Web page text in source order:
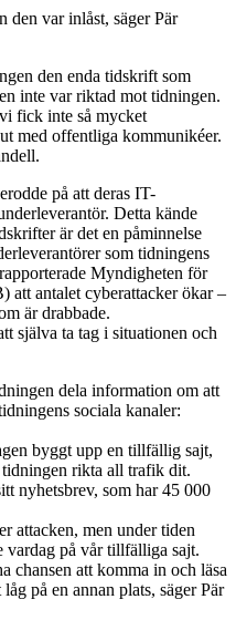
den var inlåst, säger Pär
den enda tidskrift som
inte var riktad mot tidningen.
fick inte så mycket
med offentliga kommunikéer.
på att deras IT-
Detta kände
är det en påminnelse
som tidningens
Myndigheten för
att antalet cyberattacker ökar –
är drabbade.
själva ta tag i situationen och
dela information om att
sociala kanaler:
byggt upp en tillfällig sajt,
rikta all trafik dit.
nyhetsbrev, som har 45 000
attacken, men under tiden
vardag på vår tillfälliga sajt.
chansen att komma in och läsa
på en annan plats, säger Pär